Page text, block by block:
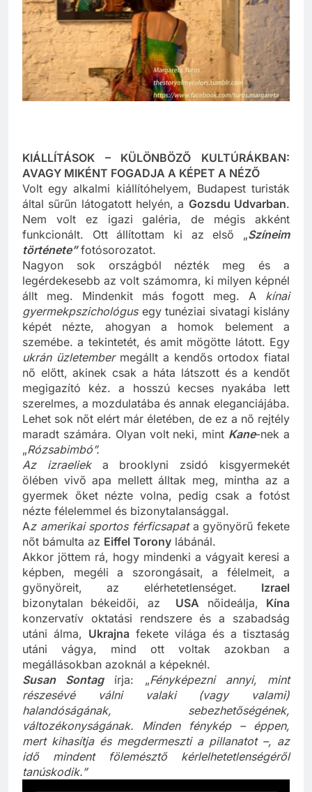
KIÁLLÍTÁSOK – KÜLÖNBÖZŐ KULTÚRÁKBAN:
AVAGY MIKÉNT FOGADJA A KÉPET A NÉZŐ
Volt egy alkalmi kiállítóhelyem, Budapest turisták
által sűrűn látogatott helyén, a
Gozsdu Udvarban.
Nem volt ez igazi galéria, de mégis akként
funkcionált. Ott állítottam ki az első „
története” fotósorozatot.
Nagyon sok országból nézték meg és a
legérdekesebb az volt számomra, ki milyen képnél
állt meg. Mindenkit más fogott meg. Akínai
gyermekpszichológusegy tunéziai sivatagi kislány
képét nézte, ahogyan a homok belement a
szemébe. a tekintetét, és amit mögötte látott. Egy
ukrán üzletembermegállt a kendős ortodox fiatal
nő előtt, akinek csak a háta látszott és a kendőt
megigazító kéz. a hosszú kecses nyakába lett
szerelmes, a mozdulatába és annak eleganciájába.
Lehet sok nőt elért már életében, de ez a nő rejtély
maradt számára. Olyan volt neki, mint
„Rózsabimbó”.
Az izraelieka brooklyni zsidó kisgyermekét
ölében vivő apa mellett álltak meg, mintha az a
gyermek őket nézte volna, pedig csak a fotóst
nézte félelemmel és bizonytalansággal.
Az amerikai sportos férficsapata gyönyörű fekete
nőt bámulta azEiffel Toronylábánál.
Akkor jöttem rá, hogy mindenki a vágyait keresi a
képben, megéli a szorongásait, a félelmeit, a
gyönyöreit, az elérhetetlenséget.
Izrael
bizonytalan békeidői, azUSA nőideálja,Kína
konzervatív oktatási rendszere és a szabadság
utáni álma,Ukrajnafekete világa és a tisztaság
utáni vágya, mind ott voltak azokban a
megállásokban azoknál a képeknél.
Susan Sontagírja: „Fényképezni annyi, mint
részesévé válni valaki (vagy valami)
halandóságának, sebezhetőségének,
változékonyságának. Minden fénykép – éppen,
mert kihasítja és megdermeszti a pillanatot –, az
idő mindent fölemésztő kérlelhetetlenségéről
tanúskodik.”